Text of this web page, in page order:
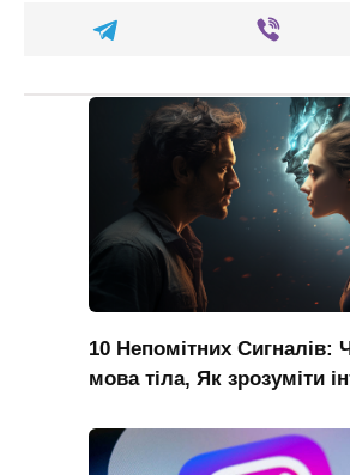
10 Непомітних Сигналів:
мова тіла, Як зрозуміти